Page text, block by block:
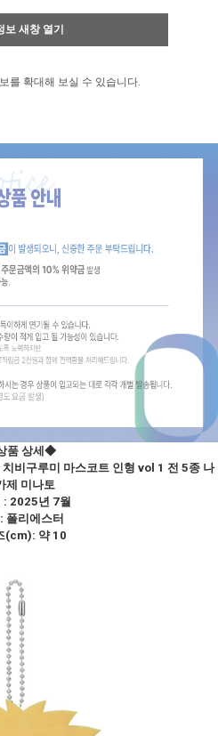
보 새창 열기
를 확대해 보실 수 있습니다.
품 상세◆
비구루미 마스코트 인형 vol 1 전 5종 나
제 미나토
: 2025년 7월
폴리에스터
(cm): 약 10